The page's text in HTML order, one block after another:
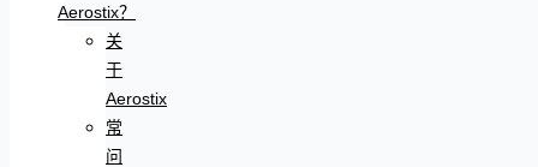
Aerostix？
关
于
Aerostix
常
问